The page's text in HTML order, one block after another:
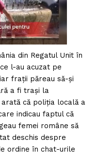
din Regatul Unit în
l-au acuzat pe
frații păreau să-și
a fi trași la
că poliția locală a
indicau faptul că
femei române să
deschis despre
ordine în chat-urile